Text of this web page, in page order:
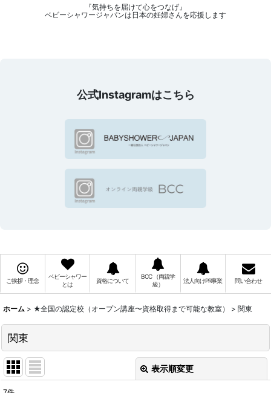
『気持ちを届けて心をつなげ』
ベビーシャワージャパンは日本の妊婦さんを応援します
公式Instagramはこちら
ご挨拶・理念
ベビーシャワー
とは
資格について
BCC （両親学
級）
法人向けPR事業 問い合わせ
ホーム > ★全国の認定校（オープン講座〜資格取得まで可能な教室） > 関東
関東
表示順変更